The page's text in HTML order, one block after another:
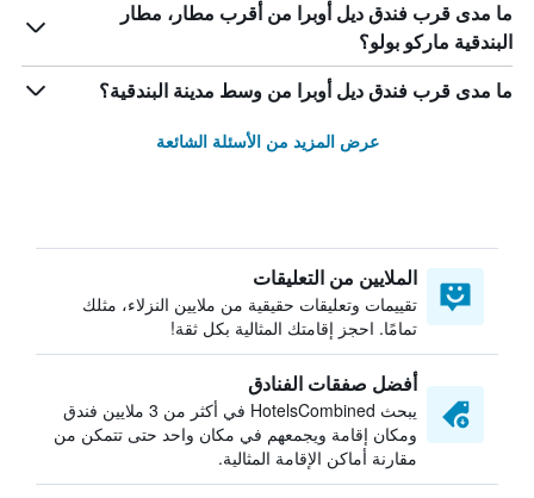
ما مدى قرب فندق ديل أوبرا من أقرب مطار، مطار
البندقية ماركو بولو؟
ما مدى قرب فندق ديل أوبرا من وسط مدينة البندقية؟
عرض المزيد من الأسئلة الشائعة
الملايين من التعليقات
تقييمات وتعليقات حقيقية من ملايين النزلاء، مثلك
تمامًا. احجز إقامتك المثالية بكل ثقة!
أفضل صفقات الفنادق
يبحث HotelsCombined في أكثر من 3 ملايين فندق
ومكان إقامة ويجمعهم في مكان واحد حتى تتمكن من
مقارنة أماكن الإقامة المثالية.